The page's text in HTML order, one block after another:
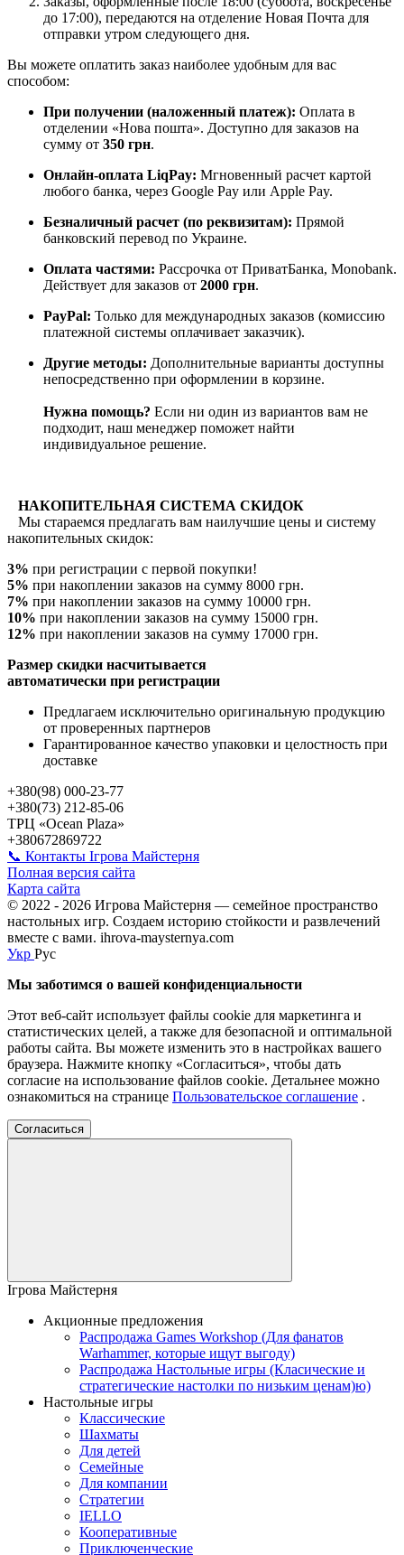
до 17:00), передаются на отделение Новая Почта для
отправки утром следующего дня.
Вы можете оплатить заказ наиболее удобным для вас
способом:
При получении (наложенный платеж): Оплата в
отделении «Нова пошта». Доступно для заказов на
сумму от 350 грн.
Онлайн-оплата LiqPay: Мгновенный расчет картой
любого банка, через Google Pay или Apple Pay.
Безналичный расчет (по реквизитам): Прямой
банковский перевод по Украине.
Оплата частями: Рассрочка от ПриватБанка, Monobank.
Действует для заказов от 2000 грн.
PayPal: Только для международных заказов (комиссию
платежной системы оплачивает заказчик).
Другие методы: Дополнительные варианты доступны
непосредственно при оформлении в корзине.
Нужна помощь? Если ни один из вариантов вам не
подходит, наш менеджер поможет найти
индивидуальное решение.
НАКОПИТЕЛЬНАЯ СИСТЕМА СКИДОК
Мы стараемся предлагать вам наилучшие цены и систему
накопительных скидок:
3% при регистрации с первой покупки!
5% при накоплении заказов на сумму 8000 грн.
7% при накоплении заказов на сумму 10000 грн.
10% при накоплении заказов на сумму 15000 грн.
12% при накоплении заказов на сумму 17000 грн.
Размер скидки насчитывается
автоматически при регистрации
Предлагаем исключительно оригинальную продукцию
от проверенных партнеров
Гарантированное качество упаковки и целостность при
доставке
+380(98) 000-23-77
+380(73) 212-85-06
ТРЦ «Ocean Plaza»
+380672869722
📞 Контакты Ігрова Майстерня
Полная версия сайта
Карта сайта
© 2022 - 2026 Игрова Майстерня — семейное пространство
настольных игр. Создаем историю стойкости и развлечений
вместе с вами. ihrova-maysternya.com
Укр Рус
Мы заботимся о вашей конфиденциальности
Этот веб-сайт использует файлы cookie для маркетинга и
статистических целей, а также для безопасной и оптимальной
работы сайта. Вы можете изменить это в настройках вашего
браузера. Нажмите кнопку «Согласиться», чтобы дать
согласие на использование файлов cookie. Детальнее можно
ознакомиться на странице Пользовательское соглашение .
Согласиться
Ігрова Майстерня
Акционные предложения
Распродажа Games Workshop (Для фанатов
Warhammer, которые ищут выгоду)
Распродажа Настольные игры (Класические и
стратегические настолки по низьким ценам)ю)
Настольные игры
Классические
Шахматы
Для детей
Семейные
Для компании
Стратегии
IELLO
Кооперативные
Приключенческие